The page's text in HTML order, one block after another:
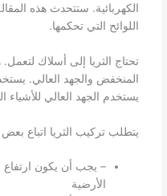
الكهربائية. ستتحدث هذه
اللوائح التي تحكمها.
تحتاج الثريا إلى أسلاك
المنخفض والجهد العالي.
يستخدم الجهد العالي للأشياء
يتطلب تركيب الثريا اتباع بعض
– يجب أن يكون
الأرضية